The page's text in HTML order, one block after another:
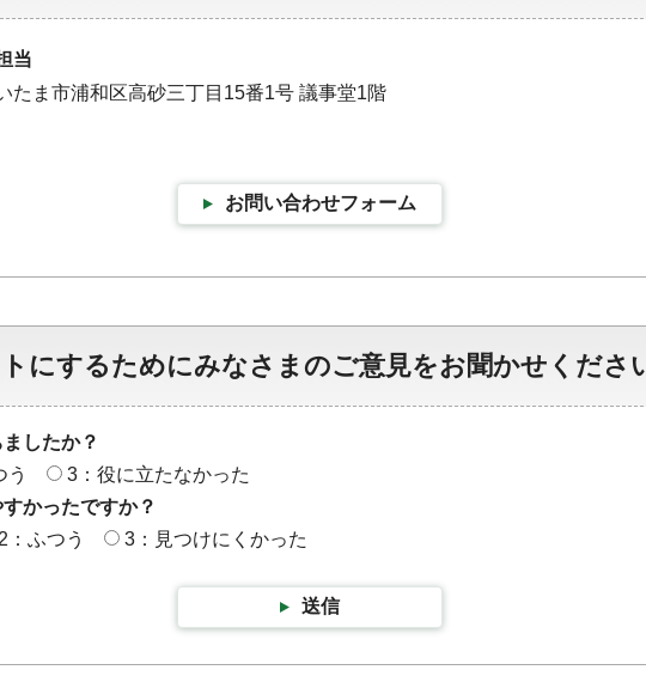
当
たま市浦和区高砂三丁目15番1号 議事堂1階
お問い合わせフォーム
にするためにみなさまのご意見をお聞かせくださ
したか？
う
3：役に立たなかった
かったですか？
2：ふつう 3：見つけにくかった
送信